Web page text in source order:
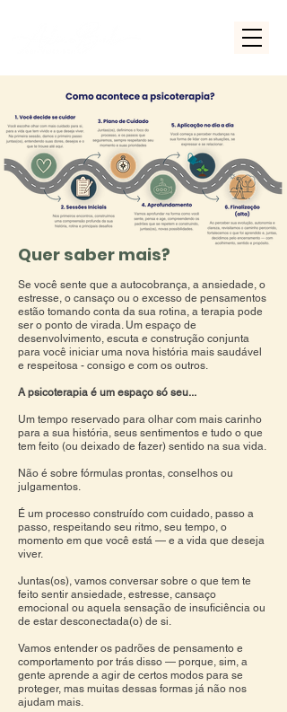
Quer saber mais?
Se você sente que a autocobrança, a ansiedade, o
estresse, o cansaço ou o excesso de pensamentos
estão tomando conta da sua rotina, a terapia pode
ser o ponto de virada. Um espaço de
desenvolvimento, escuta e construção conjunta
para você iniciar uma nova história mais saudável
e respeitosa - consigo e com os outros.
A psicoterapia é um espaço só seu...
Um tempo reservado para olhar com mais carinho
para a sua história, seus sentimentos e tudo o que
tem feito (ou deixado de fazer) sentido na sua vida.
Não é sobre fórmulas prontas, conselhos ou
julgamentos.
É um processo construído com cuidado, passo a
passo, respeitando seu ritmo, seu tempo, o
momento em que você está — e a vida que deseja
viver.
Juntas(os), vamos conversar sobre o que tem te
feito sentir ansiedade, estresse, cansaço
emocional ou aquela sensação de insuficiência ou
de estar desconectada(o) de si.
Vamos entender os padrões de pensamento e
comportamento por trás disso — porque, sim, a
gente aprende a agir de certos modos para se
proteger, mas muitas dessas formas já não nos
ajudam mais.